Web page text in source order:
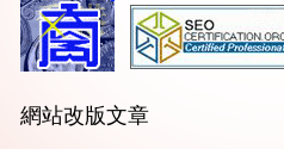
網站改版文章